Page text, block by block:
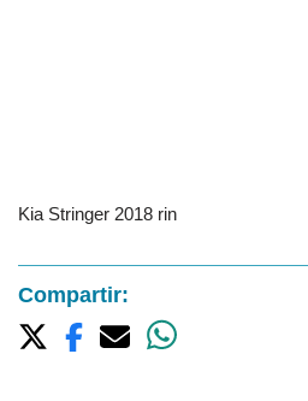
Kia Stringer 2018 rin
Compartir: